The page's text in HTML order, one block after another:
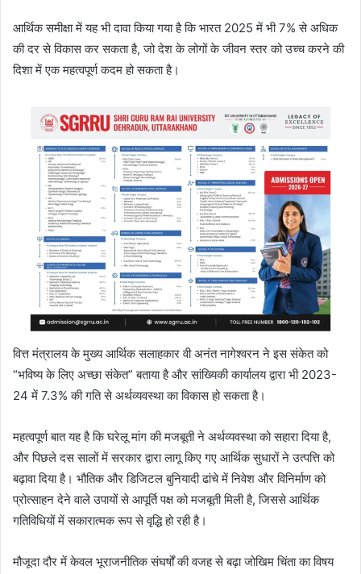
आर्थिक समीक्षा में यह भी दावा किया गया है कि भारत 2025 में भी 7% से अधिक
की दर से विकास कर सकता है, जो देश के लोगों के जीवन स्तर को उच्च करने की
दिशा में एक महत्वपूर्ण कदम हो सकता है।
वित्त मंत्रालय के मुख्य आर्थिक सलाहकार वी अनंत नागेश्वरन ने इस संकेत को
“भविष्य के लिए अच्छा संकेत” बताया है और सांख्यिकी कार्यालय द्वारा भी 2023-
24 में 7.3% की गति से अर्थव्यवस्था का विकास हो सकता है।
महत्वपूर्ण बात यह है कि घरेलू मांग की मजबूती ने अर्थव्यवस्था को सहारा दिया है,
और पिछले दस सालों में सरकार द्वारा लागू किए गए आर्थिक सुधारों ने उत्पत्ति को
बढ़ावा दिया है। भौतिक और डिजिटल बुनियादी ढांचे में निवेश और विनिर्माण को
प्रोत्साहन देने वाले उपायों से आपूर्ति पक्ष को मजबूती मिली है, जिससे आर्थिक
गतिविधियों में सकारात्मक रूप से वृद्धि हो रही है।
मौजूदा दौर में केवल भूराजनीतिक संघर्षों की वजह से बढ़ा जोखिम चिंता का विषय